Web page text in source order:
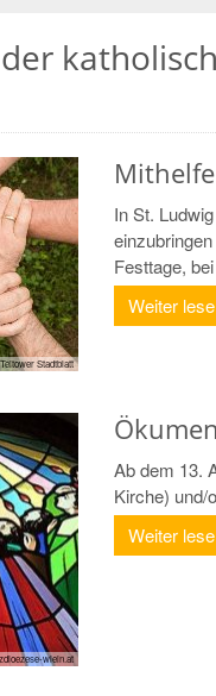
Stadtblatt
In St.
Festtage,
Weiter
wiein.at
Ab dem 13.
Kirche) und/
Weiter